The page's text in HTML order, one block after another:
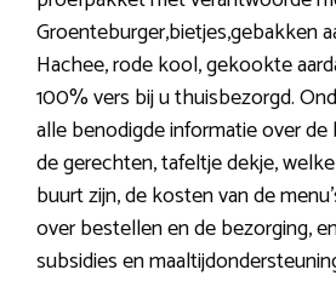
Groenteburger,bietjes,gebakken
Hachee, rode kool, gekookte
100% vers bij u thuisbezorgd.
alle benodigde informatie over de
de gerechten, tafeltje dekje,
buurt zijn, de kosten van de
over bestellen en de bezorging,
subsidies en